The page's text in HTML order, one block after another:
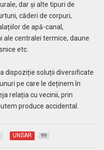
dar și alte tipuri de
căderi de corpuri,
de apă-canal,
centralei termice, daune
etc.
dispoziție soluții diversificate
pe care le deținem în
relația cu vecinii, prin
produce accidental.
UNSAR 99